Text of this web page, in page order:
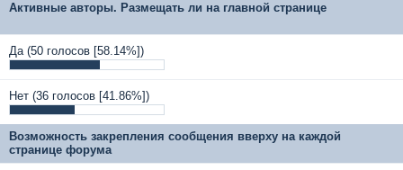
Активные авторы. Размещать ли на главной странице
Да (50 голосов [58.14%])
Нет (36 голосов [41.86%])
Возможность закрепления сообщения вверху на каждой
странице форума